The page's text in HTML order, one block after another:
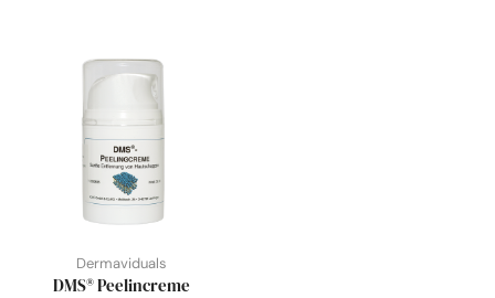
Dermaviduals
DMS® Peelincreme